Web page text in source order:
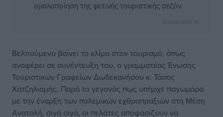
ομαλοποίηση της φετινής τουριστικής σεζόν.
Βελτιούμενο βαίνει το κλίμα στον τουρισμό, όπως
αναφέρει σε συνέντευξη του, ο γραμματέας Ένωσης
Τουριστικών Γραφείων Δωδεκανήσου κ. Τάσος
Χατζηλιαμής. Παρά το γεγονός πως υπήρχε παγωμάρα
με την έναρξη των πολεμικών εχθροπραξιών στη Μέση
Ανατολή, σιγά σιγά, οι πελάτες αποφασίζουν να